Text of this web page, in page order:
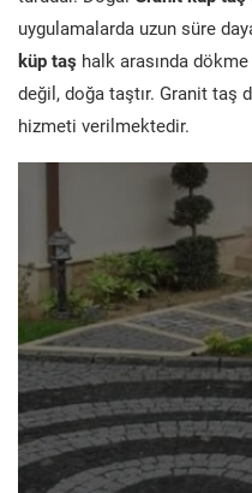
uygulamalarda uzun süre
küp taş halk arasında
değil, doğa taştır. Granit taş
hizmeti verilmektedir.